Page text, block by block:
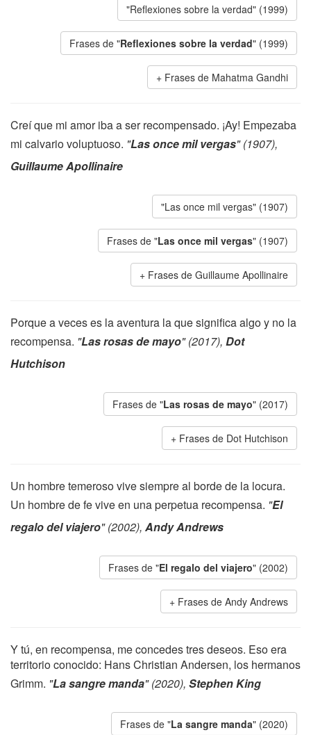
"Reflexiones sobre la verdad" (1999)
Frases de "Reflexiones sobre la verdad" (1999)
Frases de Mahatma Gandhi
Creí que mi amor iba a ser recompensado. ¡Ay! Empezaba
mi calvario voluptuoso. "Las once mil vergas" (1907),
Guillaume Apollinaire
"Las once mil vergas" (1907)
Frases de "Las once mil vergas" (1907)
Frases de Guillaume Apollinaire
Porque a veces es la aventura la que significa algo y no la
recompensa. "Las rosas de mayo" (2017), Dot
Hutchison
Frases de "Las rosas de mayo" (2017)
Frases de Dot Hutchison
Un hombre temeroso vive siempre al borde de la locura.
Un hombre de fe vive en una perpetua recompensa. "El
regalo del viajero" (2002), Andy Andrews
Frases de "El regalo del viajero" (2002)
Frases de Andy Andrews
Y tú, en recompensa, me concedes tres deseos. Eso era
territorio conocido: Hans Christian Andersen, los hermanos
Grimm. "La sangre manda" (2020), Stephen King
Frases de "La sangre manda" (2020)